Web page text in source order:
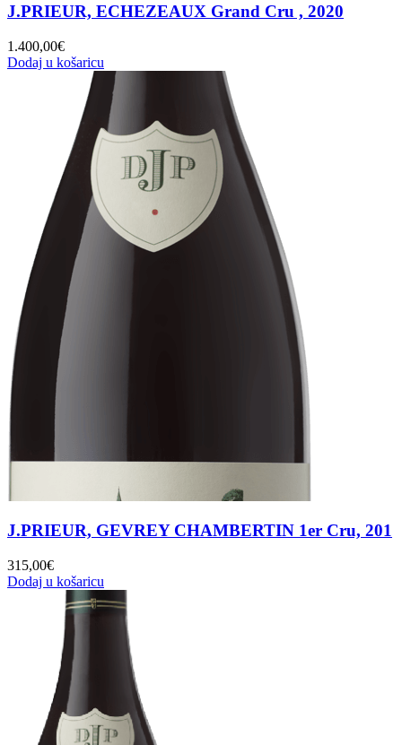
J.PRIEUR, ECHEZEAUX Grand Cru , 2020
1.400,00€
Dodaj u košaricu
J.PRIEUR, GEVREY CHAMBERTIN 1er Cru, 201
315,00€
Dodaj u košaricu